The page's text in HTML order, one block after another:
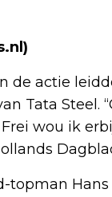
de actie
Tata Steel.
wou ik
topman